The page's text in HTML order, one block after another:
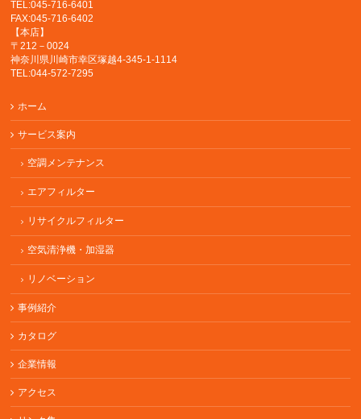
TEL:045-716-6401
FAX:045-716-6402
【本店】
〒212－0024
神奈川県川崎市幸区塚越4-345-1-1114
TEL:044-572-7295
ホーム
サービス案内
空調メンテナンス
エアフィルター
リサイクルフィルター
空気清浄機・加湿器
リノベーション
事例紹介
カタログ
企業情報
アクセス